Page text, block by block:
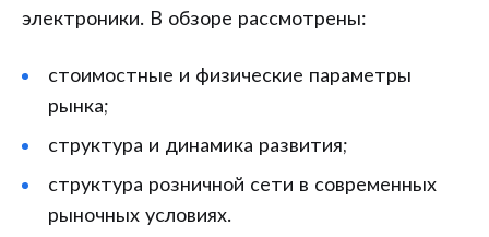
электроники. В обзоре рассмотрены:
стоимостные и физические параметры
рынка;
структура и динамика развития;
структура розничной сети в современных
рыночных условиях.